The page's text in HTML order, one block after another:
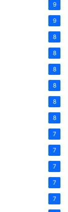
9
9
8
8
8
8
8
8
7
7
7
7
7